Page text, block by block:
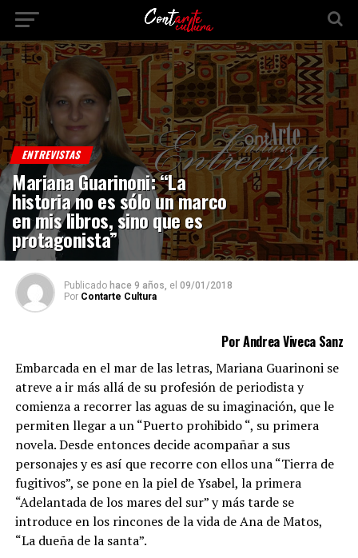
ENTREVISTAS
Mariana Guarinoni: “La
historia no es sólo un marco
en mis libros, sino que es
protagonista”
Publicado hace 9 años, el 09/01/2018
Por Contarte Cultura
Por Andrea Viveca Sanz
Embarcada en el mar de las letras, Mariana Guarinoni se
atreve a ir más allá de su profesión de periodista y
comienza a recorrer las aguas de su imaginación, que le
permiten llegar a un “Puerto prohibido “, su primera
novela. Desde entonces decide acompañar a sus
personajes y es así que recorre con ellos una “Tierra de
fugitivos”, se pone en la piel de Ysabel, la primera
“Adelantada de los mares del sur” y más tarde se
introduce en los rincones de la vida de Ana de Matos,
“La dueña de la santa”.